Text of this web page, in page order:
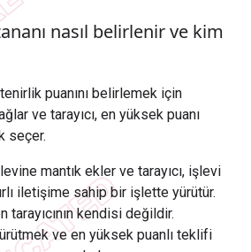
nasıl belirlenir ve kim
puanını belirlemek için
ve tarayıcı, en yüksek puanı
seçer.
mantık ekler ve tarayıcı, işlevi
iletişime sahip bir işlette yürütür.
tarayıcının kendisi değildir.
ve en yüksek puanlı teklifi